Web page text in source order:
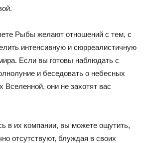
Рыбы желают отношений с тем, с
интенсивную и сюрреалистичную
Если вы готовы наблюдать с
и беседовать о небесных
Вселенной, они не захотят вас
в их компании, вы можете ощутить,
отсутствуют, блуждая в своих